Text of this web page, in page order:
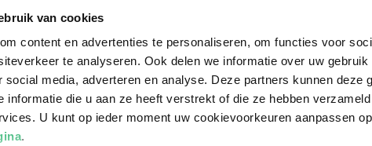
van cookies
content en advertenties te personaliseren, om functies voor
te analyseren. Ook delen we informatie over uw
social media, adverteren en analyse. Deze partners kunnen deze
informatie die u aan ze heeft verstrekt of die ze hebben
U kunt op ieder moment uw cookievoorkeuren aanpassen op
.
Winkels en openingstijden
Cadeaukaart
Ondernemer worden
088 - 133